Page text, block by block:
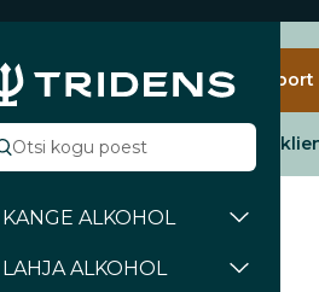
KANGE ALKOHOL
LAHJA ALKOHOL
Transport
E-poes teenindame vaid